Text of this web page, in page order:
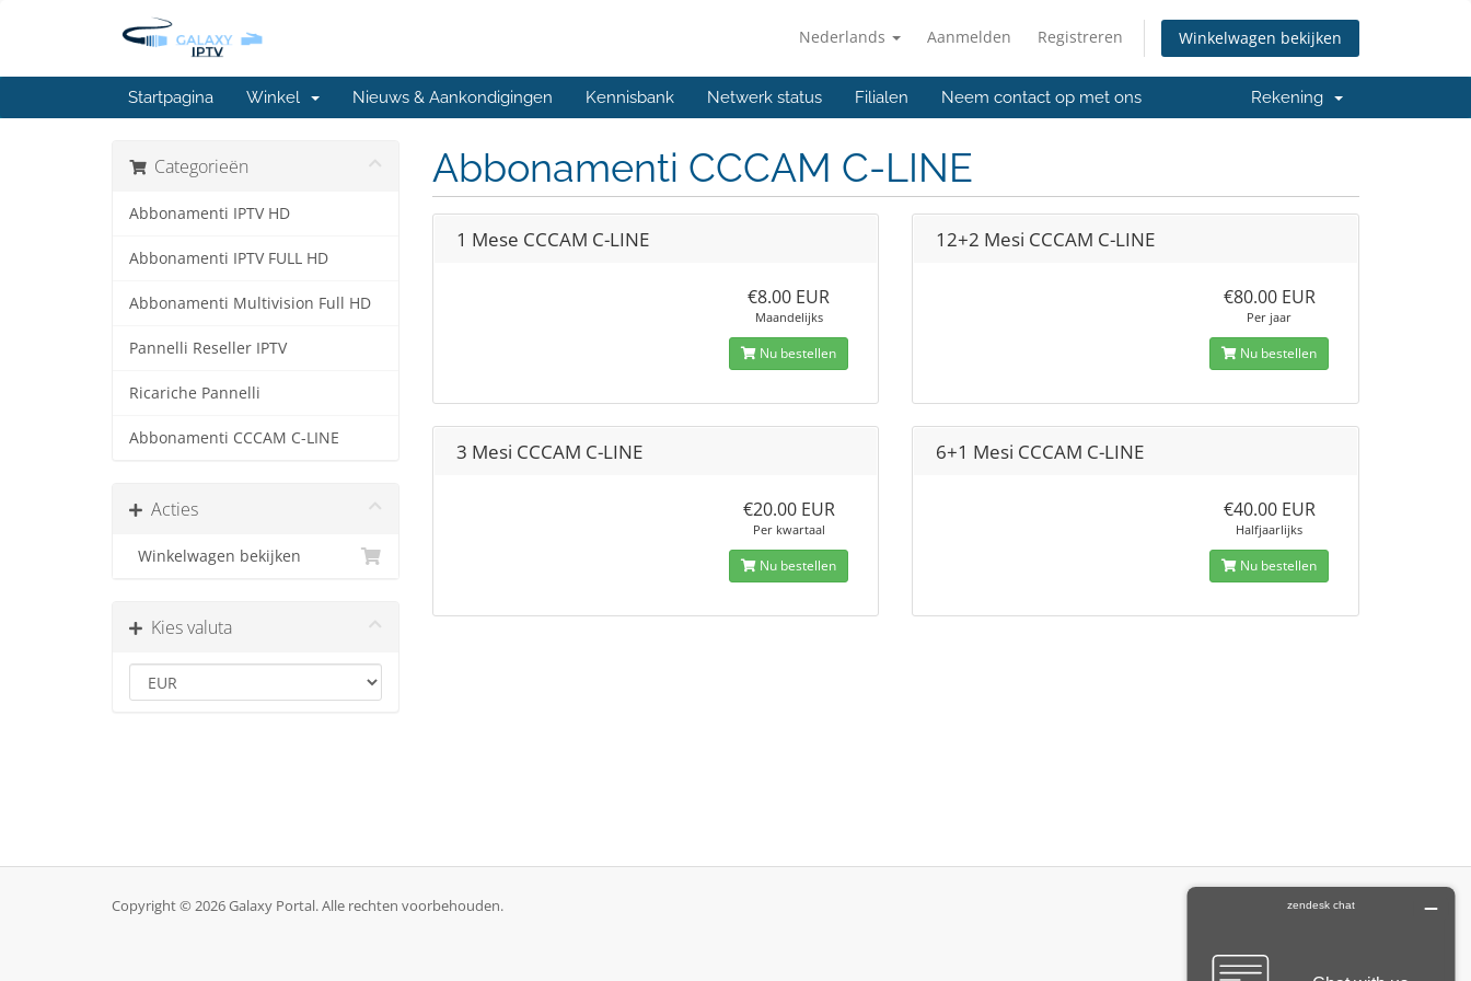
Nederlands Aanmelden Registreren Winkelwagen bekijken
Startpagina Winkel Nieuws & Aankondigingen Kennisbank Netwerk status Filialen Neem contact op met ons Rekening
Categorieën
Abbonamenti IPTV HD
Abbonamenti IPTV FULL HD
Abbonamenti Multivision Full HD
Pannelli Reseller IPTV
Ricariche Pannelli
Abbonamenti CCCAM C-LINE
Acties
Winkelwagen bekijken
Kies valuta
Abbonamenti CCCAM C-LINE
1 Mese CCCAM C-LINE
€8.00 EUR
Maandelijks
Nu bestellen
12+2 Mesi CCCAM C-LINE
€80.00 EUR
Per jaar
Nu bestellen
3 Mesi CCCAM C-LINE
€20.00 EUR
Per kwartaal
Nu bestellen
6+1 Mesi CCCAM C-LINE
€40.00 EUR
Halfjaarlijks
Nu bestellen
Copyright © 2026 Galaxy Portal. Alle rechten voorbehouden.